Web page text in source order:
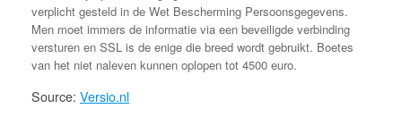
verplicht gesteld in de Wet Bescherming Persoonsgegevens.
Men moet immers de informatie via een beveiligde verbinding
versturen en SSL is de enige die breed wordt gebruikt. Boetes
van het niet naleven kunnen oplopen tot 4500 euro.
Source: Versio.nl